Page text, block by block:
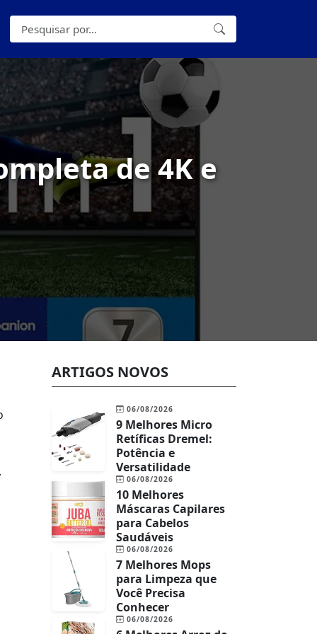
de 4K e
ARTIGOS NOVOS
06/08/2026
9 Melhores Micro
Retíficas Dremel:
Potência e
Versatilidade
06/08/2026
10 Melhores
Máscaras Capilares
para Cabelos
Saudáveis
06/08/2026
7 Melhores Mops
para Limpeza que
Você Precisa
Conhecer
06/08/2026